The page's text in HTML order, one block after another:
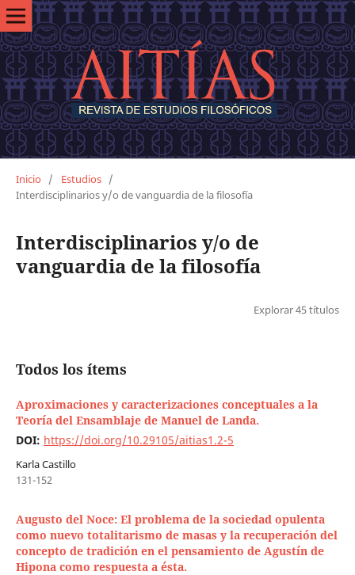
Inicio / Estudios /
Interdisciplinarios y/o de vanguardia de la filosofía
Interdisciplinarios y/o de
vanguardia de la filosofía
Explorar 45 títulos
Todos los ítems
Aproximaciones y caracterizaciones conceptuales a la
Teoría del Ensamblaje de Manuel de Landa.
DOI: https://doi.org/10.29105/aitias1.2-5
Karla Castillo
131-152
Augusto del Noce: El problema de la sociedad opulenta
como nuevo totalitarismo de masas y la recuperación del
concepto de tradición en el pensamiento de Agustín de
Hipona como respuesta a ésta.